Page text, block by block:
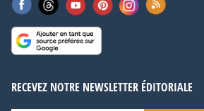
RECEVEZ NOTRE NEWSLETTER ÉDITORIALE